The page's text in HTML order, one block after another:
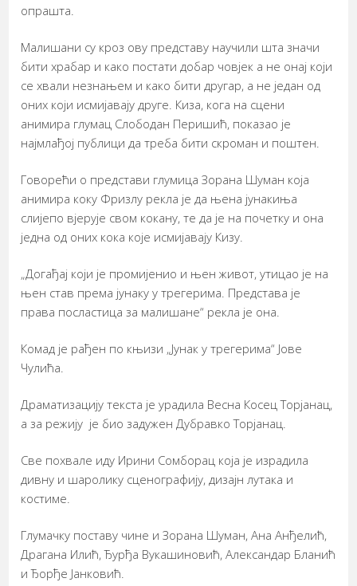
опрашта.
Малишани су кроз ову представу научили шта значи
бити храбар и како постати добар човјек а не онај који
се хвали незнањем и како бити другар, а не један од
оних који исмијавају друге. Киза, кога на сцени
анимира глумац Слободан Перишић, показао је
најмлађој публици да треба бити скроман и поштен.
Говорећи о представи глумица Зорана Шуман која
анимира коку Фризлу рекла је да њена јунакиња
слијепо вјерује свом кокану, те да је на почетку и она
једна од оних кока које исмијавају Кизу.
„Догађај који је промијенио и њен живот, утицао је на
њен став према јунаку у трегерима. Представа је
права посластица за малишане“ рекла је она.
Комад је рађен по књизи „Јунак у трегерима“ Јове
Чулића.
Драматизацију текста је урадила Весна Косец Торјанац,
а за режију је био задужен Дубравко Торјанац.
Све похвале иду Ирини Сомборац која је израдила
дивну и шаролику сценографију, дизајн лутака и
костиме.
Глумачку поставу чине и Зорана Шуман, Ана Анђелић,
Драгана Илић, Ђурђа Вукашиновић, Александар Бланић
и Ђорђе Јанковић.